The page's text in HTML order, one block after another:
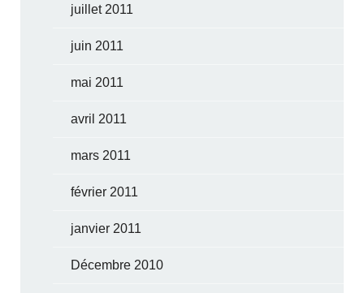
juillet 2011
juin 2011
mai 2011
avril 2011
mars 2011
février 2011
janvier 2011
Décembre 2010